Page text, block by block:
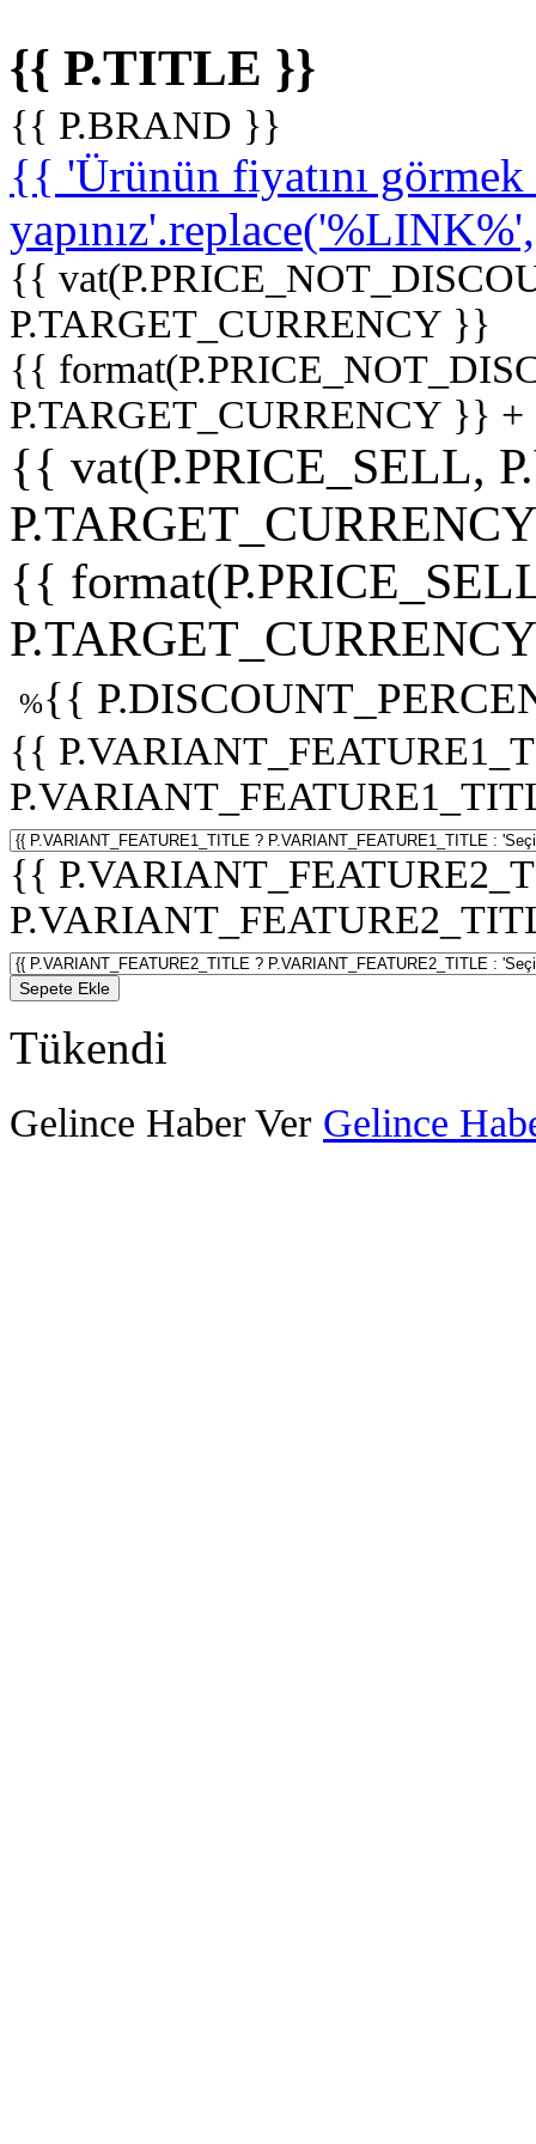
{{ P.TITLE }}
{{ P.BRAND }}
{{ 'Ürünün fiyatını
{{
P.TARGET_CURRENCY }}
{{
P.TARGET_CURRENCY }}
{{ vat(P.PRICE_SELL,
{{
%{{
{{
{{
Sepete Ekle
Tükendi
Gelince Haber Ver Gelince